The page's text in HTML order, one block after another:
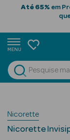
Até 65% em
MENU
Ver Tudo
Beauty
Cabelo
Nicorette
Nicorette